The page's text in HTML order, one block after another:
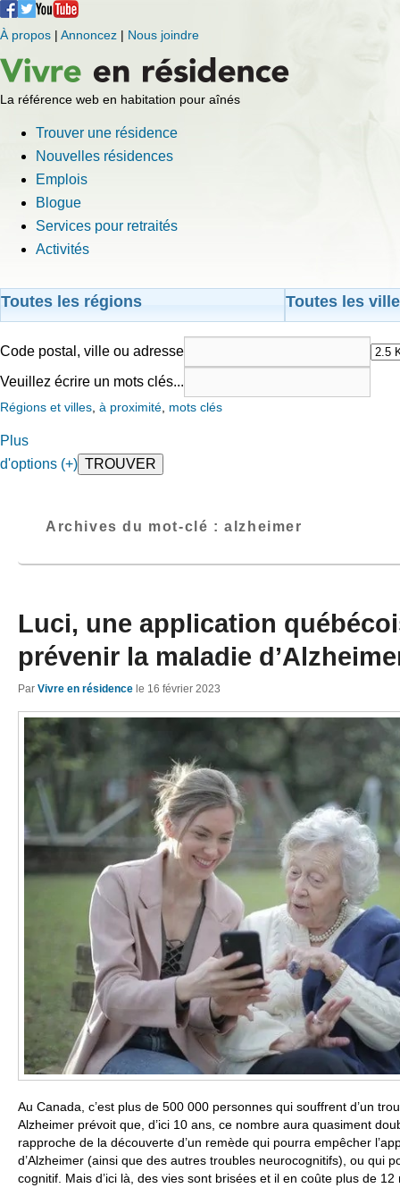
À propos | Annoncez | Nous joindre
La référence web en habitation pour aînés
Trouver une résidence
Nouvelles résidences
Emplois
Blogue
Services pour retraités
Activités
Toutes les régions Toutes les
Code postal, ville ou adresse
Veuillez écrire un mots clés...
Régions et villes à proximité mots clés
Plus
d'options (+)
Archives du mot-clé :alzheimer
Luci, une application
prévenir la maladie
Par Vivre en résidence le 16 février 2023
Au Canada, c’est plus de 500 000 personnes qui souffrent d’un
Alzheimer prévoit que, d’ici 10 ans, ce nombre aura quasiment
rapproche de la découverte d’un remède qui pourra empêcher
d’Alzheimer (ainsi que des autres troubles neurocognitifs), ou qui
cognitif. Mais d’ici là, des vies sont brisées et il en coûte plus de